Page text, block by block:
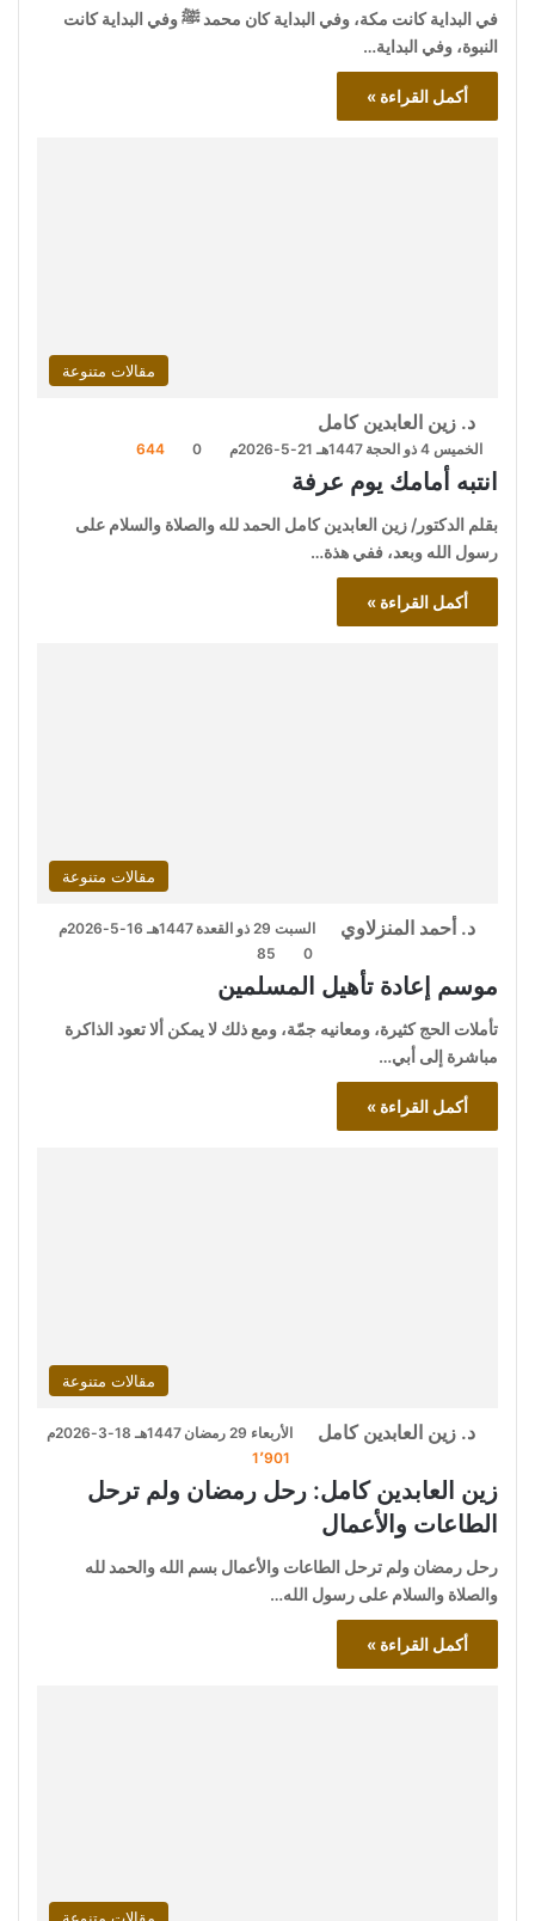
في البداية كانت مكة، وفي البداية كان محمد ﷺ وفي البداية كانت
النبوة، وفي البداية…
أكمل القراءة »
مقالات متنوعة
د. زين العابدين كامل
الخميس 4 ذو الحجة 1447هـ 21-5-2026م 0
644
انتبه أمامك يوم عرفة
بقلم الدكتور/ زين العابدين كامل الحمد لله والصلاة والسلام على
رسول الله وبعد، ففي هذة…
أكمل القراءة »
مقالات متنوعة
د. أحمد المنزلاوي
السبت 29 ذو القعدة 1447هـ 16-5-2026م
0
85
موسم إعادة تأهيل المسلمين
تأملات الحج كثيرة، ومعانيه جمّة، ومع ذلك لا يمكن ألا تعود الذاكرة
مباشرة إلى أبي…
أكمل القراءة »
مقالات متنوعة
د. زين العابدين كامل
الأربعاء 29 رمضان 1447هـ 18-3-2026م
1٬901
زين العابدين كامل: رحل رمضان ولم ترحل
الطاعات والأعمال
رحل رمضان ولم ترحل الطاعات والأعمال بسم الله والحمد لله
والصلاة والسلام على رسول الله…
أكمل القراءة »